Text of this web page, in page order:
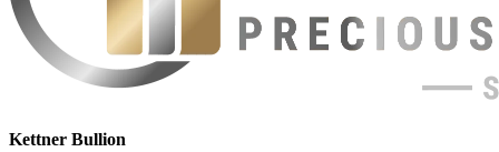
Kettner Bullion